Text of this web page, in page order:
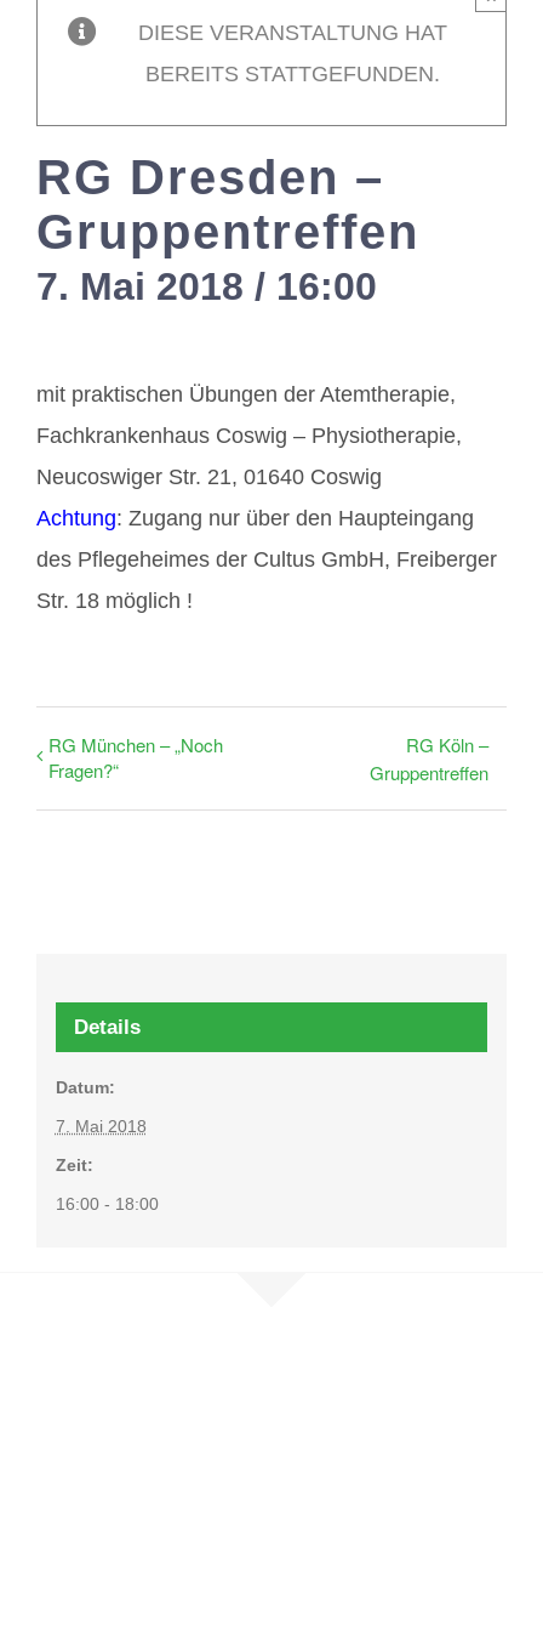
Mitglieder /
DIESE VERANSTALTUNG HAT
BEREITS STATTGEFUNDEN.
RG Dresden –
Gruppentreffen
7. Mai 2018 / 16:00
mit praktischen Übungen der Atemtherapie,
Fachkrankenhaus Coswig – Physiotherapie,
Neucoswiger Str. 21, 01640 Coswig
Achtung: Zugang nur über den Haupteingang
des Pflegeheimes der Cultus GmbH, Freiberger
Str. 18 möglich !
RG München – „Noch
Fragen?“
RG Köln –
Gruppentreffen
Details
Datum:
7. Mai 2018
Zeit:
16:00 - 18:00